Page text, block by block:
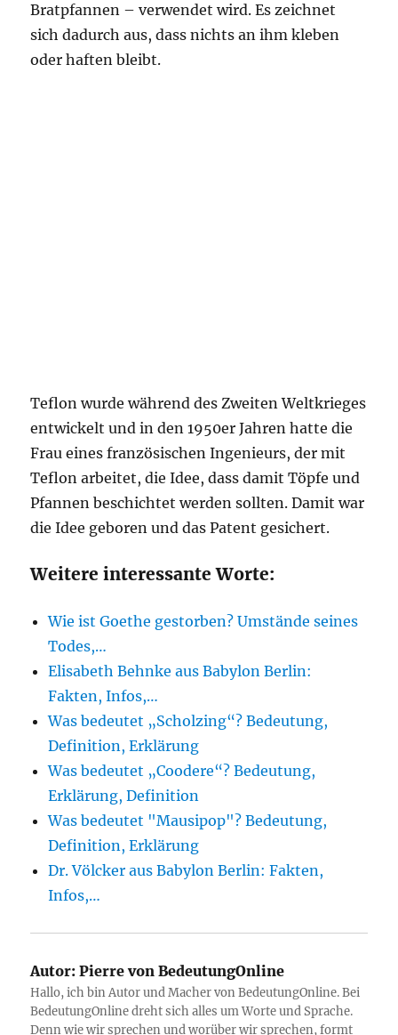
Bratpfannen – verwendet wird. Es zeichnet
sich dadurch aus, dass nichts an ihm kleben
oder haften bleibt.
Teflon wurde während des Zweiten Weltkrieges
entwickelt und in den 1950er Jahren hatte die
Frau eines französischen Ingenieurs, der mit
Teflon arbeitet, die Idee, dass damit Töpfe und
Pfannen beschichtet werden sollten. Damit war
die Idee geboren und das Patent gesichert.
Weitere interessante Worte:
Wie ist Goethe gestorben? Umstände seines
Todes,…
Elisabeth Behnke aus Babylon Berlin:
Fakten, Infos,…
Was bedeutet „Scholzing“? Bedeutung,
Definition, Erklärung
Was bedeutet „Coodere“? Bedeutung,
Erklärung, Definition
Was bedeutet "Mausipop"? Bedeutung,
Definition, Erklärung
Dr. Völcker aus Babylon Berlin: Fakten,
Infos,…
Autor: Pierre von BedeutungOnline
Hallo, ich bin Autor und Macher von BedeutungOnline. Bei
BedeutungOnline dreht sich alles um Worte und Sprache.
Denn wie wir sprechen und worüber wir sprechen, formt